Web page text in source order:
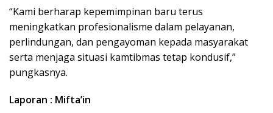
“Kami berharap kepemimpinan baru terus
meningkatkan profesionalisme dalam pelayanan,
perlindungan, dan pengayoman kepada masyarakat
serta menjaga situasi kamtibmas tetap kondusif,”
pungkasnya.
Laporan : Mifta’in